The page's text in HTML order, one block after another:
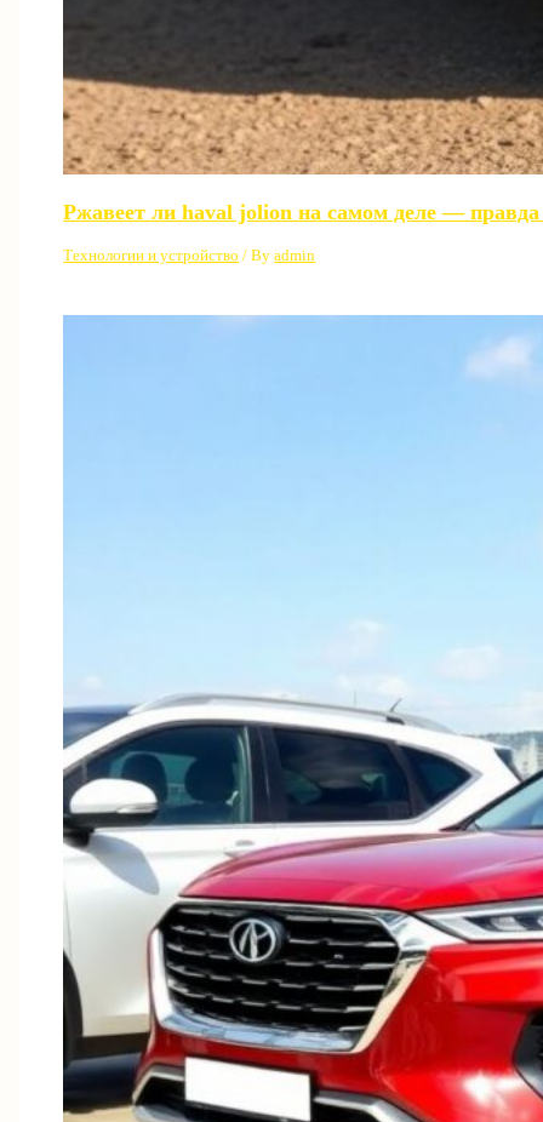
Ржавеет ли haval jolion на самом деле — правда
Технологии и устройство / Byadmin